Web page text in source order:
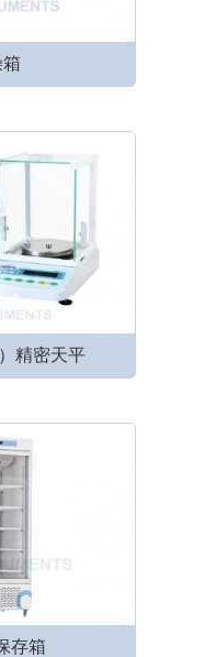
精密天平
存箱